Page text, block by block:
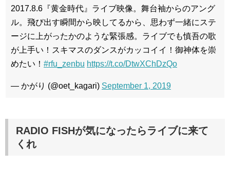
2017.8.6『黄金時代』ライブ映像。舞台袖からのアング
ル。飛び出す瞬間から映してるから、思わず一緒にステ
ージに上がったかのような緊張感。ライブでも慎吾の歌
が上手い！スキマスのダンスがカッコイイ！御神体を崇
めたい！ #rfu_zenbu https://t.co/DtwXChDzQo
— かがり (@oet_kagari) September 1, 2019
RADIO FISHが気になったらライブに来て
くれ